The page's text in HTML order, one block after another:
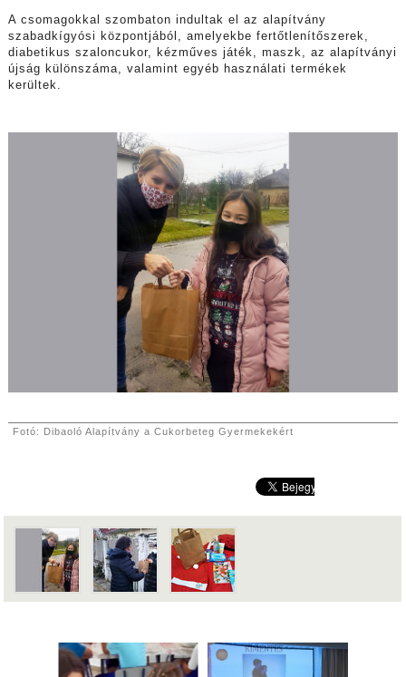
A csomagokkal szombaton indultak el az alapítvány
szabadkígyósi központjából, amelyekbe fertőtlenítőszerek,
diabetikus szaloncukor, kézműves játék, maszk, az alapítványi
újság különszáma, valamint egyéb használati termékek
kerültek.
Fotó: Dibaoló Alapítvány a Cukorbeteg Gyermekekért